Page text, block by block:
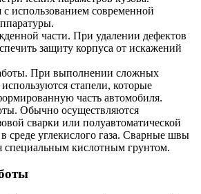
с использованием современной
части. При удалении дефектов
защиту корпуса от искажений
При выполнении сложных
стапели, которые
часть автомобиля.
Обычно осуществляются
сварки или полуавтоматической
среде углекислого газа. Сварные швы
специальным кислотным грунтом.